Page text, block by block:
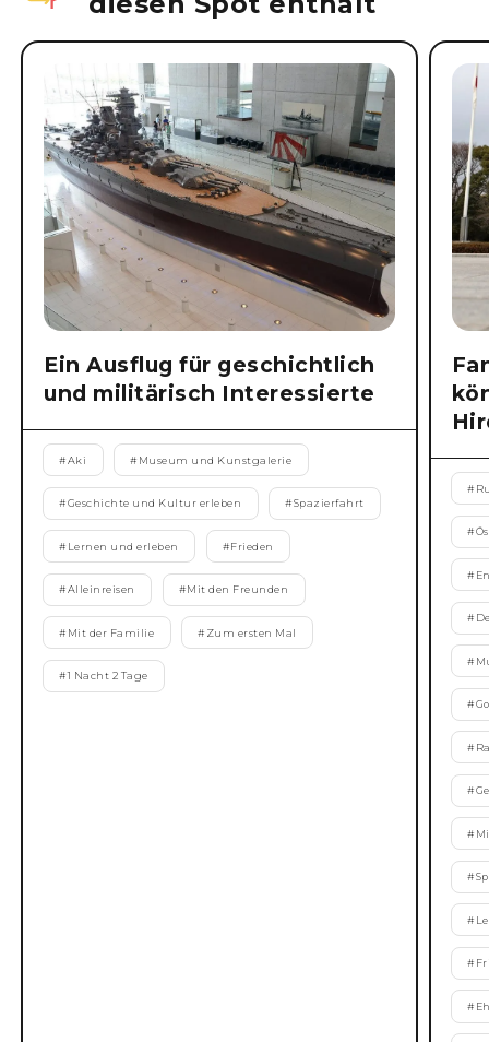
Ein Ausflug für geschichtlich
und militärisch Interessierte
#Aki # Museum und Kunstgalerie
#Geschichte und Kultur erleben #Spazierfahrt
# Lernen und erleben #Frieden
#Alleinreisen #Mit den Freunden
# Mit der Familie # Zum ersten Mal
#1 Nacht 2 Tage
#
#
#
#
#
#
#
#
#
#
#
#
#